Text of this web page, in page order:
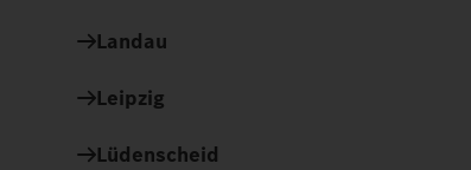
Landau
Leipzig
Lüdenscheid